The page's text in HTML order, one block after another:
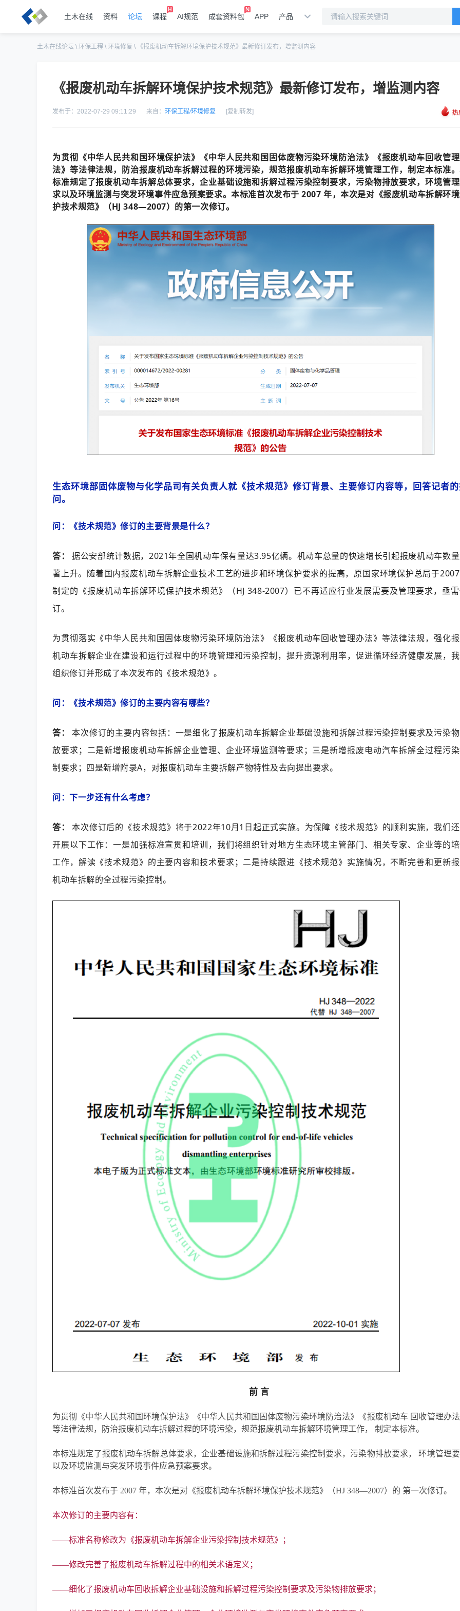
土木在线 资料 论坛 课程 AI规范 成套资料包 APP 产品
土木在线论坛 \ 环保工程 \ 环境修复 \ 《报废机动车拆解环境保护技术规范》最新修订发布，增监测内容
《报废机动车拆解环境保护技术规范》最新修订发布，增监测内容
发布于：2022-07-29 09:11:29 来自： 环保工程/环境修复 [复制转发]
为贯彻《中华人民共和国环境保护法》《中华人民共和国固体废物污染环境防治法》《报废机动车回收管
法》等法律法规，防治报废机动车拆解过程的环境污染，规范报废机动车拆解环境管理工作，制定本标准
标准规定了报废机动车拆解总体要求，企业基础设施和拆解过程污染控制要求，污染物排放要求，环境管
求以及环境监测与突发环境事件应急预案要求。本标准首次发布于 2007 年，本次是对《报废机动车拆解环
护技术规范》（HJ 348—2007）的第一次修订。
生态环境部固体废物与化学品司有关负责人就《技术规范》修订背景、主要修订内容等，回答记者
问。
问：《技术规范》修订的主要背景是什么？
答：据公安部统计数据，2021年全国机动车保有量达3.95亿辆。机动车总量的快速增长引起报废机动车数
著上升。随着国内报废机动车拆解企业技术工艺的进步和环境保护要求的提高，原国家环境保护总局于
制定的《报废机动车拆解环境保护技术规范》（HJ 348-2007）已不再适应行业发展需要及管理要求，亟
订。
为贯彻落实《中华人民共和国固体废物污染环境防治法》《报废机动车回收管理办法》等法律法规，强化
机动车拆解企业在建设和运行过程中的环境管理和污染控制，提升资源利用率，促进循环经济健康发展，
组织修订并形成了本次发布的《技术规范》。
问：《技术规范》修订的主要内容有哪些？
答：本次修订的主要内容包括：一是细化了报废机动车拆解企业基础设施和拆解过程污染控制要求及污染
放要求；二是新增报废机动车拆解企业管理、企业环境监测等要求；三是新增报废电动汽车拆解全过程污
制要求；四是新增附录A，对报废机动车主要拆解产物特性及去向提出要求。
问：下一步还有什么考虑？
答：本次修订后的《技术规范》将于2022年10月1日起正式实施。为保障《技术规范》的顺利实施，我们
开展以下工作：一是加强标准宣贯和培训，我们将组织针对地方生态环境主管部门、相关专家、企业等的
工作，解读《技术规范》的主要内容和技术要求；二是持续跟进《技术规范》实施情况，不断完善和更新
机动车拆解的全过程污染控制。
前 言
为贯彻《中华人民共和国环境保护法》《中华人民共和国固体废物污染环境防治法》《报废机动车 回收管理办法
等法律法规，防治报废机动车拆解过程的环境污染，规范报废机动车拆解环境管理工作， 制定本标准。
本标准规定了报废机动车拆解总体要求，企业基础设施和拆解过程污染控制要求，污染物排放要求， 环境管理
以及环境监测与突发环境事件应急预案要求。
本标准首次发布于 2007 年，本次是对《报废机动车拆解环境保护技术规范》（HJ 348—2007）的 第一次修订。
本次修订的主要内容有：
——标准名称修改为《报废机动车拆解企业污染控制技术规范》；
——修改完善了报废机动车拆解过程中的相关术语定义；
——细化了报废机动车回收拆解企业基础设施和拆解过程污染控制要求及污染物排放要求；